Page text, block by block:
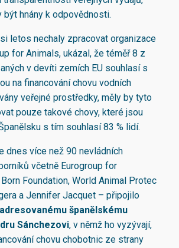
být hnány k odpovědnosti.
letos nechaly zpracovat organizace
for Animals, ukázal, že téměř 8 z
v devíti zemích EU souhlasí s
na financování chovu vodních
veřejné prostředky, měly by tyto
pouze takové chovy, které jsou
s tím souhlasí 83 % lidí.
dnes více než 90 nevládních
včetně Eurogroup for
Foundation, World Animal Protec
a Jennifer Jacquet – připojilo
španělskému
Sánchezovi, v němž ho vyzývají,
chovu chobotnic ze strany